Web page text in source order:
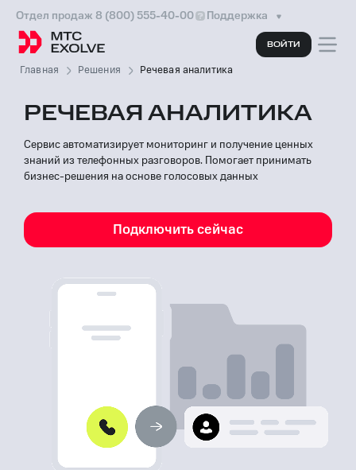
Отдел продаж 8 (800) 555-40-00 Поддержка
ВОЙТИ
Главная Решения Речевая аналитика
РЕЧЕВАЯ АНАЛИТИКА
Сервис автоматизирует мониторинг и получение ценных
знаний из телефонных разговоров. Помогает принимать
бизнес-решения на основе голосовых данных
Подключить сейчас